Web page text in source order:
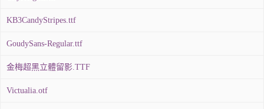
KB3CandyStripes.ttf
GoudySans-Regular.ttf
金梅超黑立體留影.TTF
Victualia.otf